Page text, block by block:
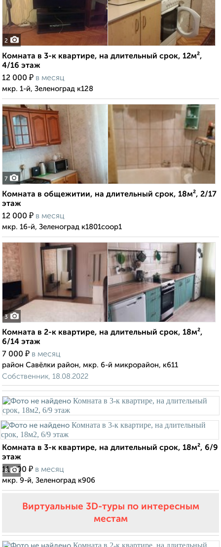
2
Комната в 3-к квартире, на длительный срок, 12м²,
4/16 этаж
12 000 ₽ в месяц
мкр. 1-й, Зеленоград к128
7
Комната в общежитии, на длительный срок, 18м², 2/17
этаж
12 000 ₽ в месяц
мкр. 16-й, Зеленоград к1801соор1
3
Комната в 2-к квартире, на длительный срок, 18м²,
6/14 этаж
7 000 ₽ в месяц
район Савёлки район, мкр. 6-й микрорайон, к611
Собственник, 18.08.2022
8
Комната в 3-к квартире, на длительный срок, 18м², 6/9
этаж
11 000 ₽ в месяц
мкр. 9-й, Зеленоград к906
Виртуальные 3D-туры по интересным
местам